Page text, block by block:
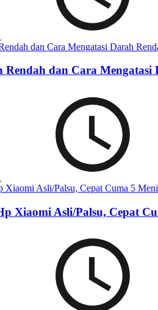
Rendah dan Cara Mengatasi
Xiaomi Asli/Palsu, Cepat